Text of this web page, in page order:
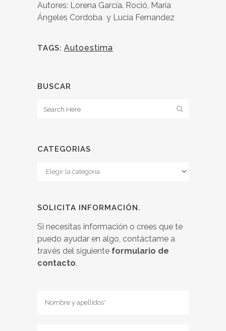
Autores: Lorena García. Roció, María
Ángeles Cordoba y Lucia Fernandez
TAGS: Autoestima
BUSCAR
CATEGORIAS
Categorias
SOLICITA INFORMACIÓN.
Si necesitas información o crees que te
puedo ayudar en algo, contáctame a
través del siguiente formulario de
contacto.